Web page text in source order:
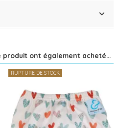
ont également acheté...
RUPTURE DE STOCK